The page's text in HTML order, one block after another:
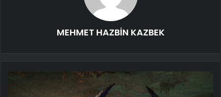
MEHMET HAZBİN KAZBEK